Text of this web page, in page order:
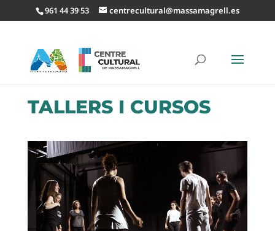
961 44 39 53 centrecultural@massamagrell.es
TALLERS I CURSOS